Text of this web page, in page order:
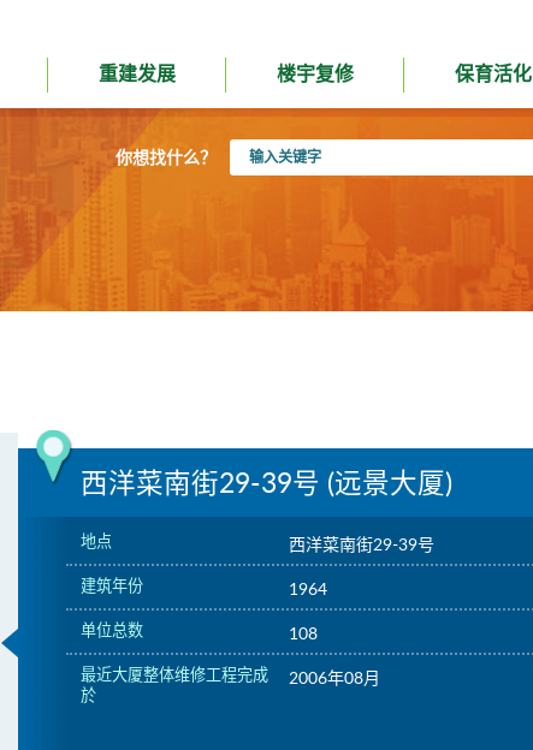
重建发展 楼宇复修 保育活化
你想找什么？
入
西洋菜南街29-39号 (远景大厦)
地点 西洋菜南街29-39号
建筑年份 1964
单位总数 108
最近大厦整体维修工程完成
於
2006年08月